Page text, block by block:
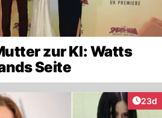
zur KI: Watts
Seite
23d